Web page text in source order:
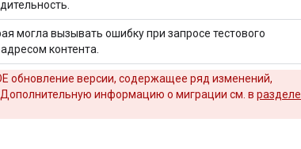
могла вызывать ошибку при запросе тестового
контента.
обновление версии, содержащее ряд изменений,
информацию о миграции см. в разделе